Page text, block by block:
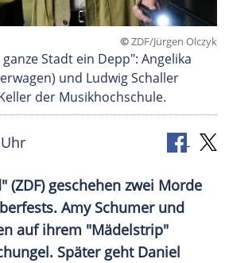
©ZDF/Jürgen Olczyk
Stadt ein Depp": Angelika
und Ludwig Schaller
der Musikhochschule.
" (ZDF) geschehen zwei Morde
. Amy Schumerund
auf ihrem "Mädelstrip"
Später geht Daniel